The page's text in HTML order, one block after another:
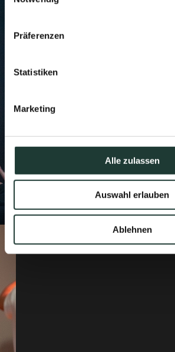
Präferenzen
Statistiken
Marketing
Alle zulassen
Auswahl erlauben
Ablehnen